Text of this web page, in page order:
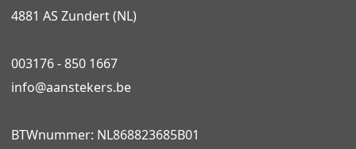
4881 AS Zundert (NL)
003176 - 850 1667
info@aanstekers.be
BTWnummer: NL868823685B01